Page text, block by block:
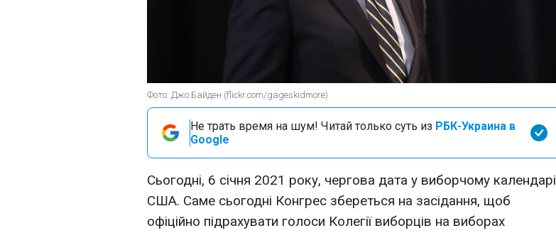
Фото: Джо Байден (flickr.com/gageskidmore)
Не трать время на шум! Читай только суть из РБК-Украина в
Google
Сьогодні, 6 січня 2021 року, чергова дата у виборчому календарі
США. Саме сьогодні Конгрес збереться на засідання, щоб
офіційно підрахувати голоси Колегії виборців на виборах